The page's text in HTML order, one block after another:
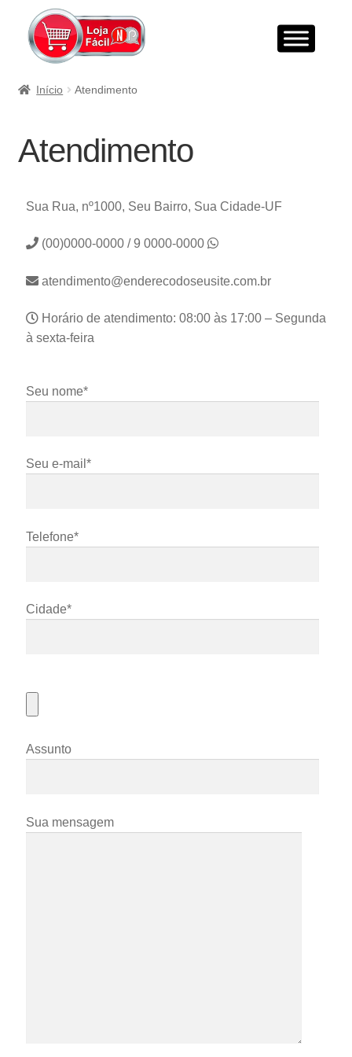
Início Atendimento
Atendimento
Sua Rua, nº1000, Seu Bairro, Sua Cidade-UF
(00)0000-0000 / 9 0000-0000
atendimento@enderecodoseusite.com.br
Horário de atendimento: 08:00 às 17:00 – Segunda
à sexta-feira
Seu nome*
Seu e-mail*
Telefone*
Cidade*
Assunto
Sua mensagem